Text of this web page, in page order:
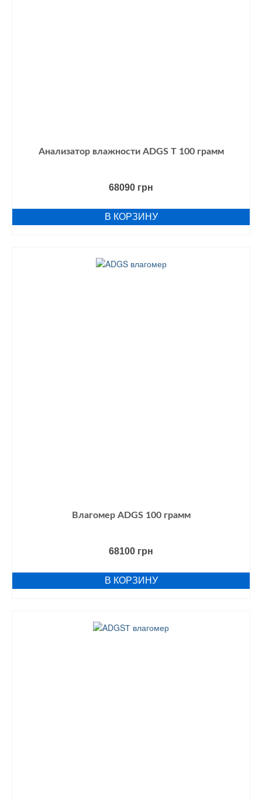
Анализатор влажности ADGS Т 100 грамм
68090 грн
В КОРЗИНУ
Влагомер ADGS 100 грамм
68100 грн
В КОРЗИНУ